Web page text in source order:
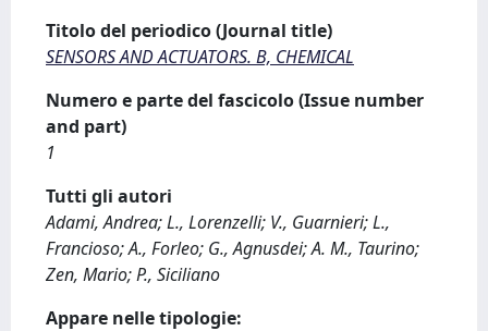
Titolo del periodico (Journal title)
SENSORS AND ACTUATORS. B, CHEMICAL
Numero e parte del fascicolo (Issue number
and part)
1
Tutti gli autori
Adami, Andrea; L., Lorenzelli; V., Guarnieri; L.,
Francioso; A., Forleo; G., Agnusdei; A. M., Taurino;
Zen, Mario; P., Siciliano
Appare nelle tipologie: